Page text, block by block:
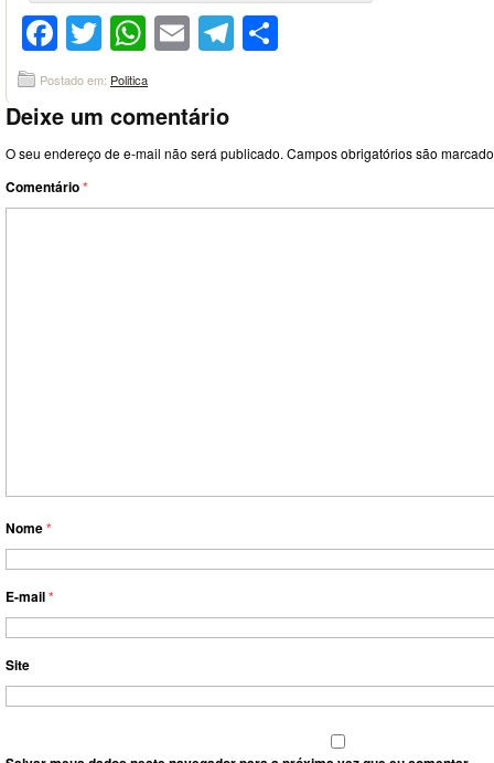
Facebook
Twitter
WhatsApp
EmailTelegram
Postado em: Politica
Deixe um comentário
O seu endereço de e-mail não será publicado. Campos obrigatórios são
Comentário*
Nome*
E-mail*
Site